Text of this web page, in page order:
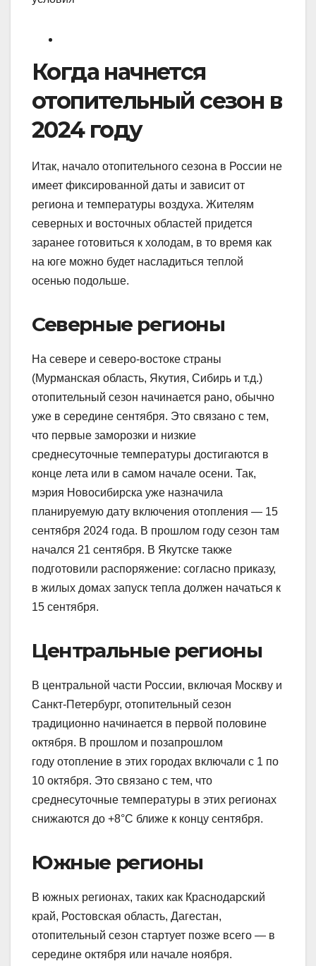
Когда начнется
отопительный сезон в
2024 году
Итак, начало отопительного сезона в России не
имеет фиксированной даты и зависит от
региона и температуры воздуха. Жителям
северных и восточных областей придется
заранее готовиться к холодам, в то время как
на юге можно будет насладиться теплой
осенью подольше.
Северные регионы
На севере и северо-востоке страны
(Мурманская область, Якутия, Сибирь и т.д.)
отопительный сезон начинается рано, обычно
уже в середине сентября. Это связано с тем,
что первые заморозки и низкие
среднесуточные температуры достигаются в
конце лета или в самом начале осени. Так,
мэрия Новосибирска уже назначила
планируемую дату включения отопления — 15
сентября 2024 года. В прошлом году сезон там
начался 21 сентября. В Якутске также
подготовили распоряжение: согласно приказу,
в жилых домах запуск тепла должен начаться к
15 сентября.
Центральные регионы
В центральной части России, включая Москву и
Санкт-Петербург, отопительный сезон
традиционно начинается в первой половине
октября. В прошлом и позапрошлом
году отопление в этих городах включали с 1 по
10 октября. Это связано с тем, что
среднесуточные температуры в этих регионах
снижаются до +8°C ближе к концу сентября.
Южные регионы
В южных регионах, таких как Краснодарский
край, Ростовская область, Дагестан,
отопительный сезон стартует позже всего — в
середине октября или начале ноября.